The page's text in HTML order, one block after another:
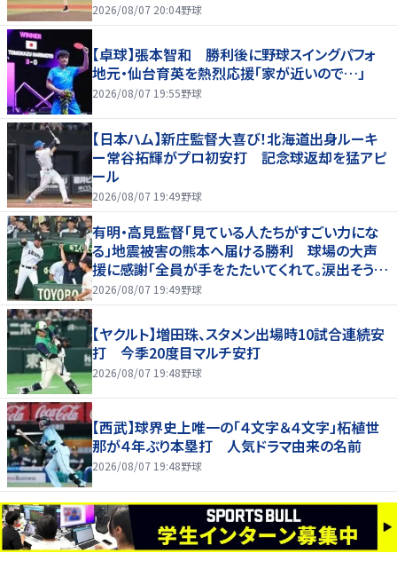
2026/08/07 20:04野球
【卓球】張本智和 勝利後に野球スイングパフォ
地元・仙台育英を熱烈応援「家が近いので…」
2026/08/07 19:55野球
【日本ハム】新庄監督大喜び！北海道出身ルーキ
ー常谷拓輝がプロ初安打 記念球返却を猛アピ
ール
2026/08/07 19:49野球
有明・高見監督「見ている人たちがすごい力にな
る」地震被害の熊本へ届ける勝利 球場の大声
援に感謝「全員が手をたたいてくれて。涙出そう
に」
2026/08/07 19:49野球
【ヤクルト】増田珠、スタメン出場時10試合連続安
打 今季20度目マルチ安打
2026/08/07 19:48野球
【西武】球界史上唯一の「４文字＆４文字」柘植世
那が４年ぶり本塁打 人気ドラマ由来の名前
2026/08/07 19:48野球